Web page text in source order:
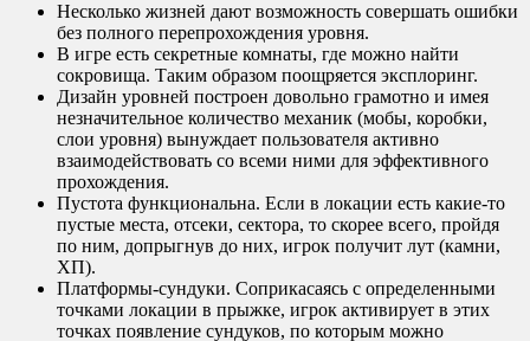
Несколько жизней дают возможность совершать ошибки
без полного перепрохождения уровня.
В игре есть секретные комнаты, где можно найти
сокровища. Таким образом поощряется эксплоринг.
Дизайн уровней построен довольно грамотно и имея
незначительное количество механик (мобы, коробки,
слои уровня) вынуждает пользователя активно
взаимодействовать со всеми ними для эффективного
прохождения.
Пустота функциональна. Если в локации есть какие-то
пустые места, отсеки, сектора, то скорее всего, пройдя
по ним, допрыгнув до них, игрок получит лут (камни,
ХП).
Платформы-сундуки. Соприкасаясь с определенными
точками локации в прыжке, игрок активирует в этих
точках появление сундуков, по которым можно